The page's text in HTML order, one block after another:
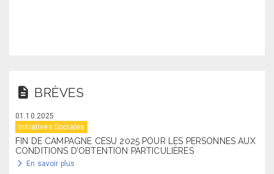
BRÈVES
01.10.2025
Initiatives Sociales
FIN DE CAMPAGNE CESU 2025 POUR LES PERSONNES AUX
CONDITIONS D’OBTENTION PARTICULIÈRES
En savoir plus